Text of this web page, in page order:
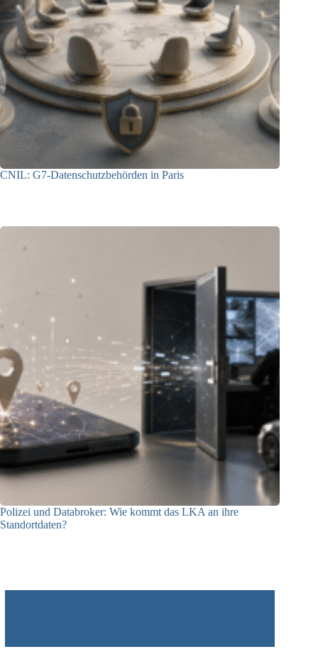
CNIL: G7-Datenschutzbehörden in Paris
Polizei und Databroker: Wie kommt das LKA an ihre
Standortdaten?